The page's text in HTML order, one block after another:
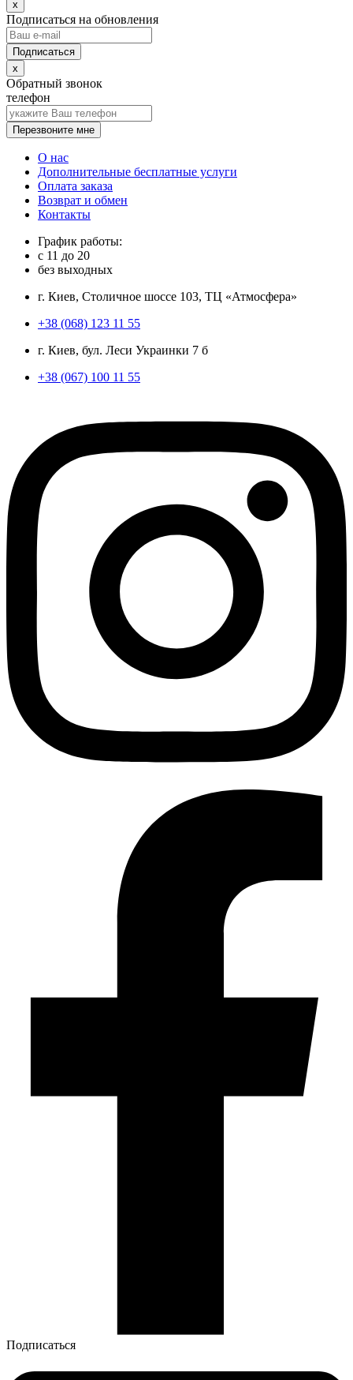
x
Подписаться на обновления
x
Обратный звонок
телефон
Перезвоните мне
О нас
Дополнительные бесплатные услуги
Оплата заказа
Возврат и обмен
Контакты
График работы:
с 11 до 20
без выходных
г. Киев, Столичное шоссе 103, ТЦ «Атмосфера»
+38 (068) 123 11 55
г. Киев, бул. Леси Украинки 7 б
+38 (067) 100 11 55
Подписаться